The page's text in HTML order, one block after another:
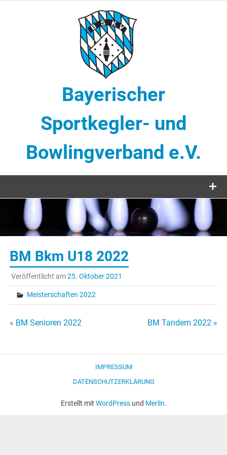
Bayerischer
Sportkegler- und
Bowlingverband e.V.
Sportkegeln in Bayern
BM Bkm U18 2022
Veröffentlicht am25. Oktober 2021
Meisterschaften 2022
Beitragsnavigation
« BM Senioren 2022 BM Tandem 2022 »
IMPRESSUM
DATENSCHUTZERKLÄRUNG
Erstellt mit WordPressund Merlin.